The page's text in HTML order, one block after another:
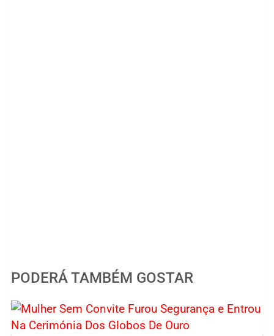
PODERÁ TAMBÉM GOSTAR